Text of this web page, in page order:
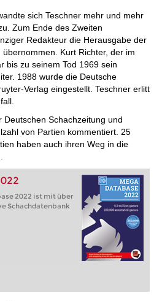
sich Teschner mehr und mehr
Zum Ende des Zweiten
Redakteur die Herausgabe der
Kurt Richter, der im
bis zu seinem Tod 1969 sein
1988 wurde die Deutsche
Verlag eingestellt. Teschner erlitt
Deutschen Schachzeitung und
von Partien kommentiert. 25
haben auch ihren Weg in die
2022 ist mit über
Schachdatenbank